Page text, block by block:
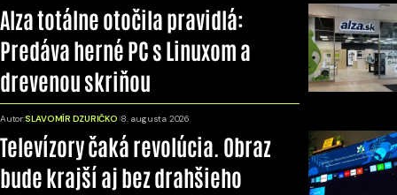
Alza totálne otočila pravidlá:
Predáva herné PC s Linuxom a
drevenou skriňou
Autor:SLAVOMÍR DZURIČKO 8. augusta 2026
Televízory čaká revolúcia. Obraz
bude krajší aj bez drahšieho